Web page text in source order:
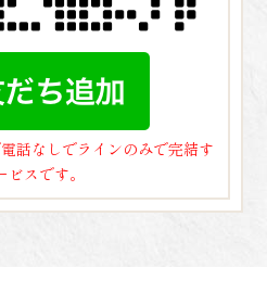
話なしでラインのみで完結す
ビスです。